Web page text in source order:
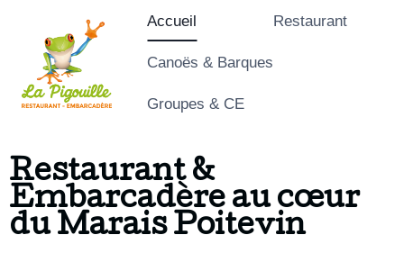
Accueil Restaurant
Canoës & Barques
Groupes & CE
Restaurant &
Embarcadère au cœur
du Marais Poitevin